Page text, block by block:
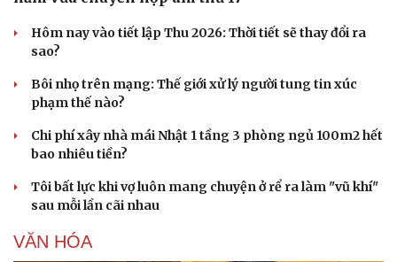
Hôm nay vào tiết lập Thu 2026: Thời tiết sẽ thay đổi ra
sao?
Bôi nhọ trên mạng: Thế giới xử lý người tung tin xúc
phạm thế nào?
Chi phí xây nhà mái Nhật 1 tầng 3 phòng ngủ 100m2 hết
bao nhiêu tiền?
Tôi bất lực khi vợ luôn mang chuyện ở rể ra làm "vũ khí"
sau mỗi lần cãi nhau
VĂN HÓA